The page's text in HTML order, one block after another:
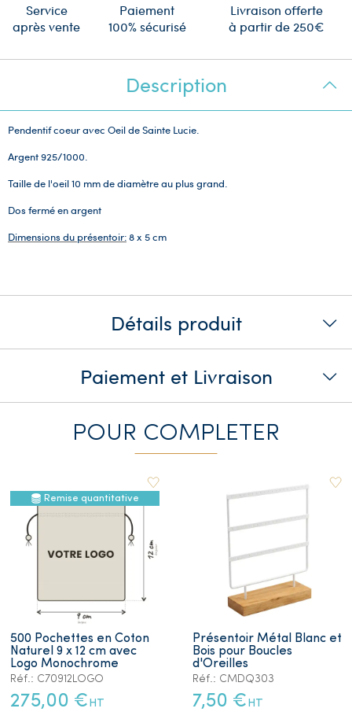
Service
après vente
Paiement
100% sécurisé
Livraison offerte
à partir de 250€
Description
Pendentif coeur avec Oeil de Sainte Lucie.
Argent 925/1000.
Taille de l'oeil 10 mm de diamètre au plus grand.
Dos fermé en argent
Dimensions du présentoir:8 x 5 cm
Détails produit
Paiement et Livraison
POUR COMPLETER
Remise quantitative
500 Pochettes en Coton
Naturel 9 x 12 cm avec
Logo Monochrome
Réf.: C70912LOGO
275,00 € HT
Présentoir Métal Blanc et
Bois pour Boucles
d'Oreilles
Réf.: CMDQ303
7,50 € HT